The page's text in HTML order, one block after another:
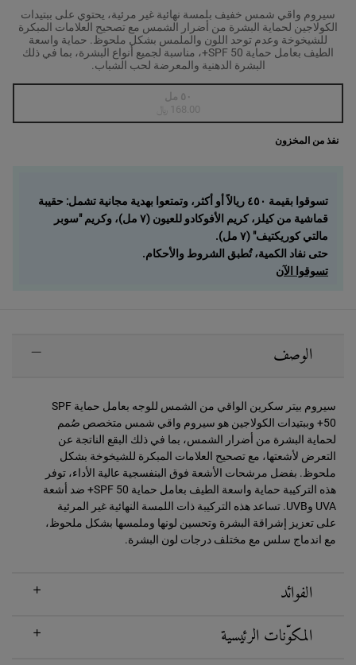
سيروم واقي شمس خفيف بلمسة نهائية غير مرئية، يحتوي على ببتيدات
الكولاجين لحماية البشرة من أضرار الشمس مع تصحيح العلامات المبكرة
للشيخوخة وعدم توحد اللون والملمس بشكل ملحوظ. حماية واسعة
الطيف بعامل حماية SPF 50+، مناسبة لجميع أنواع البشرة، بما في ذلك
البشرة الدهنية والمعرضة لحب الشباب.
Selected
أنواع المنتج غير متوفرة في المخزون، {0}
٥٠ مل
168.00 ﷼
, 1 of 1
نفذ من المخزون
تسوقوا بقيمة ٤٥٠ ريالاً أو أكثر، وتمتعوا بهدية مجانية تشمل: حقيبة
قماشية من كيلز، كريم الأفوكادو للعيون (٧ مل)، وكريم "سوبر
مالتي كوريكتيف" (٧ مل).
حتى نفاد الكمية، تُطبق الشروط والأحكام.
تسوقوا الآن
الوصف
سيروم بيتر سكرين الواقي من الشمس للوجه بعامل حماية SPF
50+ وببتيدات الكولاجين هو سيروم واقي شمس متخصص صُمم
لحماية البشرة من أضرار الشمس، بما في ذلك البقع الناتجة عن
التعرض لأشعتها، مع تصحيح العلامات المبكرة للشيخوخة بشكل
ملحوظ. بفضل مرشحات الأشعة فوق البنفسجية عالية الأداء، توفر
هذه التركيبة حماية واسعة الطيف بعامل حماية SPF 50+ ضد أشعة
UVA وUVB. تساعد هذه التركيبة ذات اللمسة النهائية غير المرئية
على تعزيز إشراقة البشرة وتحسين لونها وملمسها بشكل ملحوظ،
مع اندماج سلس مع مختلف درجات لون البشرة.
الفوائد
المكوّنات الرئيسية